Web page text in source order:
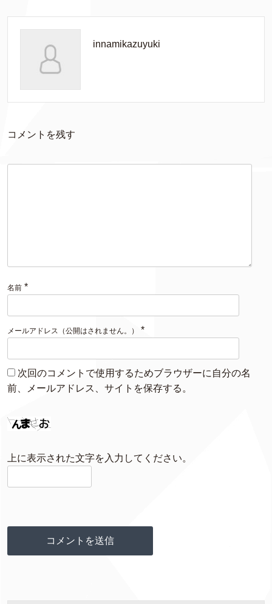
innamikazuyuki
コメントを残す
名前 *
メールアドレス（公開はされません。） *
次回のコメントで使用するためブラウザーに自分の名
前、メールアドレス、サイトを保存する。
上に表示された文字を入力してください。